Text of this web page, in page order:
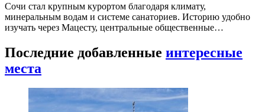
Сочи стал крупным курортом благодаря климату,
минеральным водам и системе санаториев. Историю удобно
изучать через Мацесту, центральные общественные…
Последние добавленные интересные
места